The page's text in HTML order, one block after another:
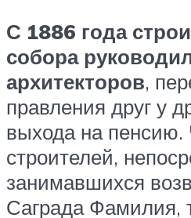
С 1886 года
собора
архитекторов,
правления друг у
выхода на пенсию.
строителей,
занимавшихся
Саграда Фамилия,